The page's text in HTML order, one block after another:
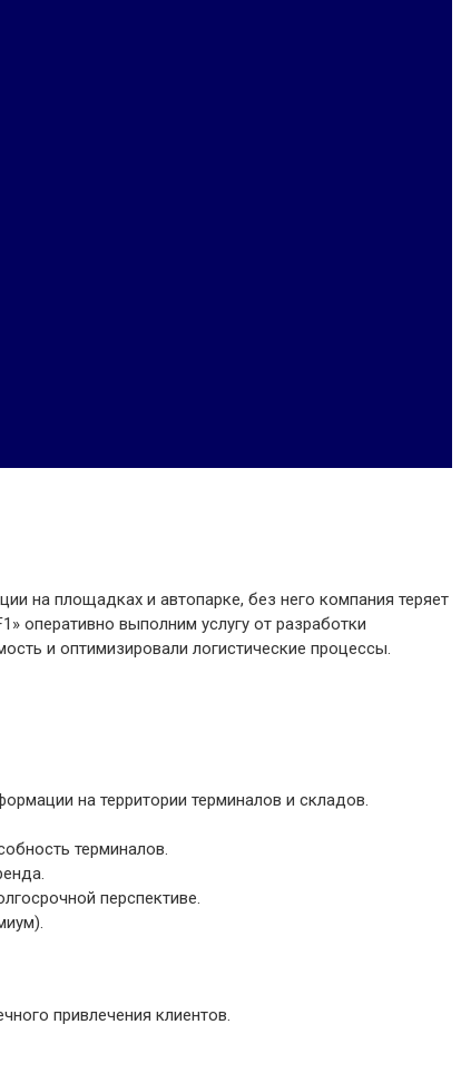
на площадках и автопарке, без него компания теряет
оперативно выполним услугу от разработки
и оптимизировали логистические процессы.
на территории терминалов и складов.
терминалов.
перспективе.
привлечения клиентов.